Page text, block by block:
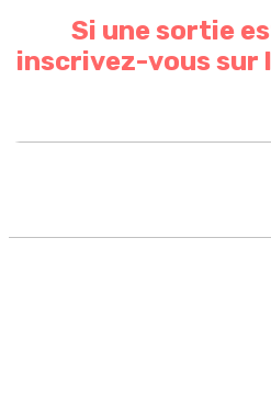
Si une sortie
inscrivez-vous